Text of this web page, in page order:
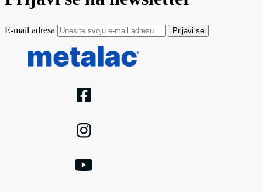
E-mail adresa Prijavi se